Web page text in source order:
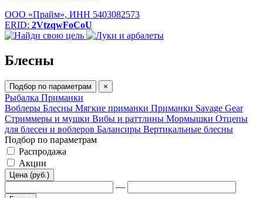
ООО «Прайм», ИНН 5403082573
ERID: 2VtzqwFoCoU
Блесны
Подбор по параметрам ×
Рыбалка Приманки
Воблеры Блесны Мягкие приманки Приманки Savage Gear
Стриммеры и мушки Вибы и раттлины Мормышки Отцепы
для блесен и воблеров Балансиры Вертикальные блесны
Подбор по параметрам
Распродажа
Акции
Цена (руб.)
—